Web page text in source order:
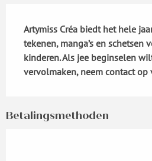
Artymiss Créa biedt het hele
tekenen, manga’s en schetsen
kinderen. Als jee beginselen
vervolmaken, neem contact op
Betalingsmethoden